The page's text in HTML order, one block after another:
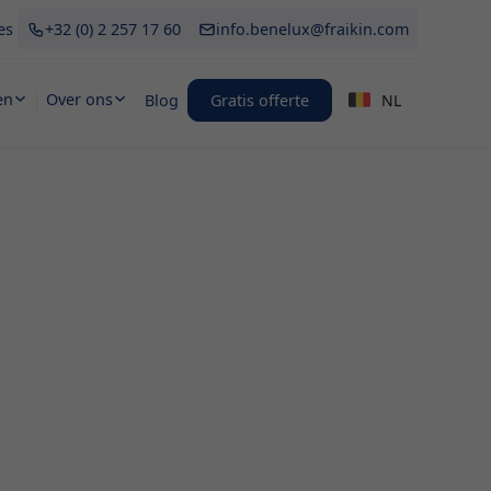
+32 (0) 2 257 17 60 info.benelux@fraikin.com
Over ons Blog Gratis offerte NL